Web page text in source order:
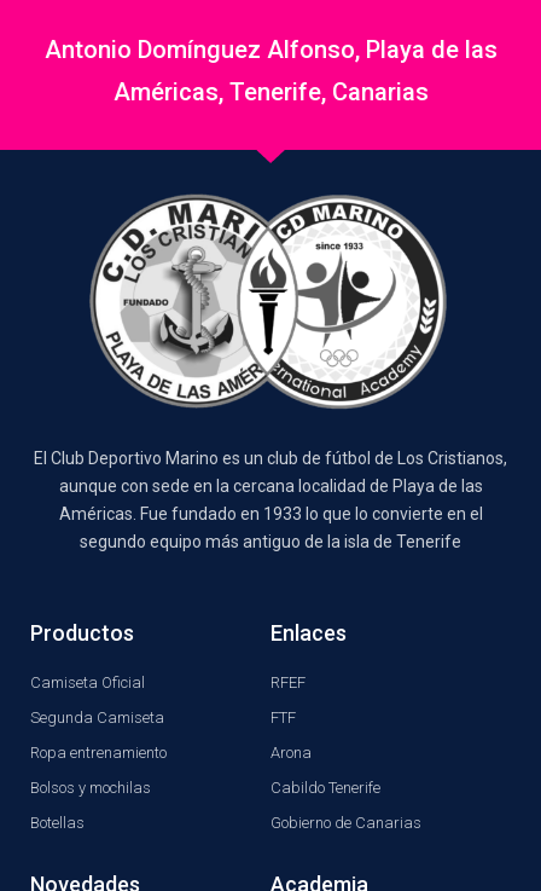
Antonio Domínguez Alfonso, Playa de las
Américas, Tenerife, Canarias
El Club Deportivo Marino es un club de fútbol de Los Cristianos,
aunque con sede en la cercana localidad de Playa de las
Américas. Fue fundado en 1933 lo que lo convierte en el
segundo equipo más antiguo de la isla de Tenerife
Productos
Camiseta Oficial
Segunda Camiseta
Ropa entrenamiento
Bolsos y mochilas
Botellas
Enlaces
RFEF
FTF
Arona
Cabildo Tenerife
Gobierno de Canarias
Novedades Academia